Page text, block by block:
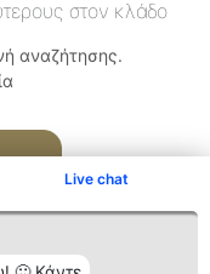
Live chat
στον κλάδο
αναζήτησης.